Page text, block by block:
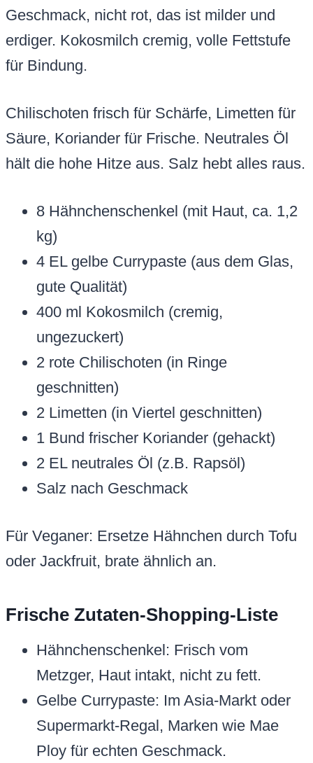
Geschmack, nicht rot, das ist milder und
erdiger. Kokosmilch cremig, volle Fettstufe
für Bindung.
Chilischoten frisch für Schärfe, Limetten für
Säure, Koriander für Frische. Neutrales Öl
hält die hohe Hitze aus. Salz hebt alles raus.
8 Hähnchenschenkel (mit Haut, ca. 1,2
kg)
4 EL gelbe Currypaste (aus dem Glas,
gute Qualität)
400 ml Kokosmilch (cremig,
ungezuckert)
2 rote Chilischoten (in Ringe
geschnitten)
2 Limetten (in Viertel geschnitten)
1 Bund frischer Koriander (gehackt)
2 EL neutrales Öl (z.B. Rapsöl)
Salz nach Geschmack
Für Veganer: Ersetze Hähnchen durch Tofu
oder Jackfruit, brate ähnlich an.
Frische Zutaten-Shopping-Liste
Hähnchenschenkel: Frisch vom
Metzger, Haut intakt, nicht zu fett.
Gelbe Currypaste: Im Asia-Markt oder
Supermarkt-Regal, Marken wie Mae
Ploy für echten Geschmack.